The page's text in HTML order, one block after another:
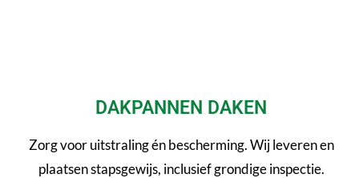
DAKPANNEN DAKEN
Zorg voor uitstraling én bescherming. Wij leveren en
plaatsen stapsgewijs, inclusief grondige inspectie.